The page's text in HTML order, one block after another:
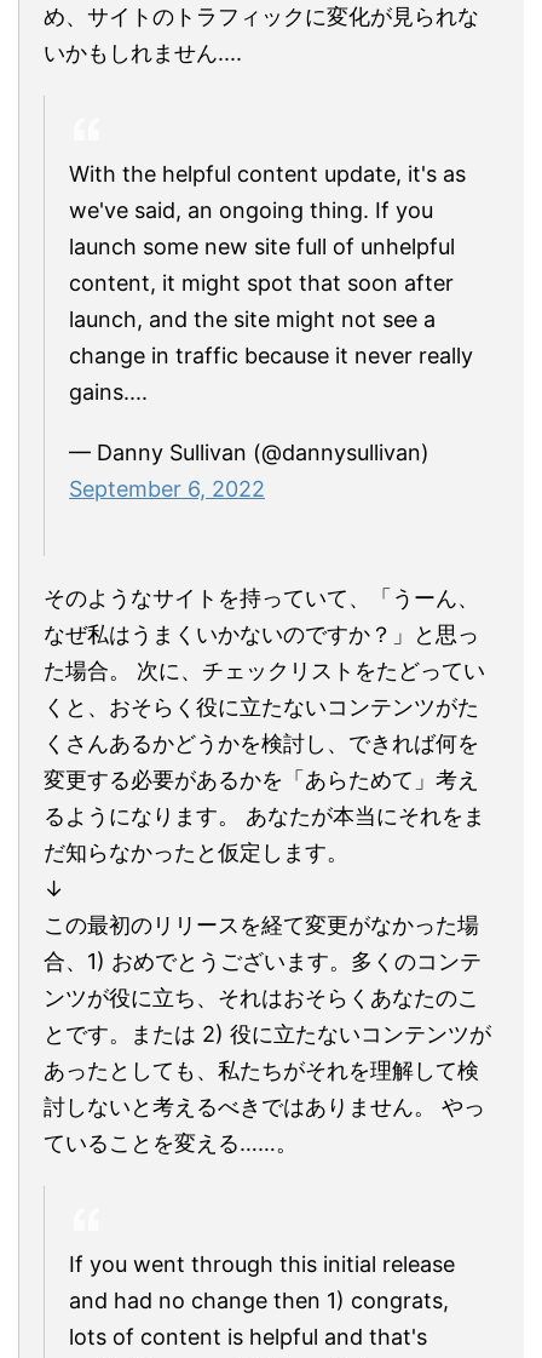
め、サイトのトラフィックに変化が見られな
いかもしれません....
With the helpful content update, it's as
we've said, an ongoing thing. If you
launch some new site full of unhelpful
content, it might spot that soon after
launch, and the site might not see a
change in traffic because it never really
gains....
— Danny Sullivan (@dannysullivan)
September 6, 2022
そのようなサイトを持っていて、「うーん、
なぜ私はうまくいかないのですか？」と思っ
た場合。 次に、チェックリストをたどってい
くと、おそらく役に立たないコンテンツがた
くさんあるかどうかを検討し、できれば何を
変更する必要があるかを「あらためて」考え
るようになります。 あなたが本当にそれをま
だ知らなかったと仮定します。
↓
この最初のリリースを経て変更がなかった場
合、1) おめでとうございます。多くのコンテ
ンツが役に立ち、それはおそらくあなたのこ
とです。または 2) 役に立たないコンテンツが
あったとしても、私たちがそれを理解して検
討しないと考えるべきではありません。 やっ
ていることを変える……。
If you went through this initial release
and had no change then 1) congrats,
lots of content is helpful and that's